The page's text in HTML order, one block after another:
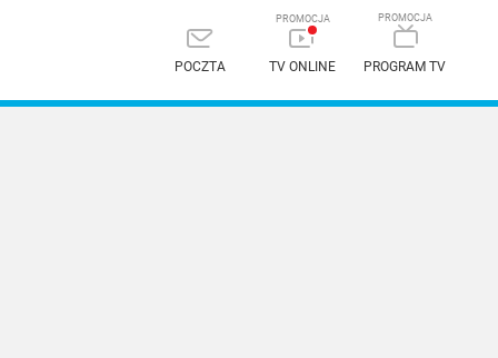
POCZTA TV ONLINE PROGRAM TV